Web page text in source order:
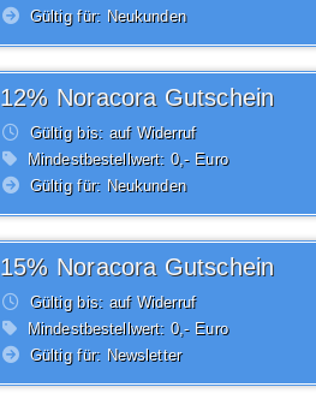
Gültig für: Neukunden
12% Noracora Gutschein
Gültig bis: auf Widerruf
Mindestbestellwert: 0,- Euro
Gültig für: Neukunden
15% Noracora Gutschein
Gültig bis: auf Widerruf
Mindestbestellwert: 0,- Euro
Gültig für: Newsletter